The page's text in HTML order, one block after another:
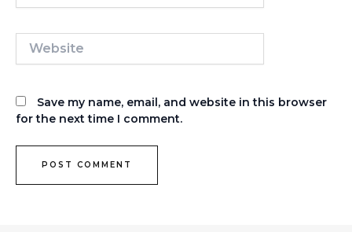
Website
Save my name, email, and website in this browser
for the next time I comment.